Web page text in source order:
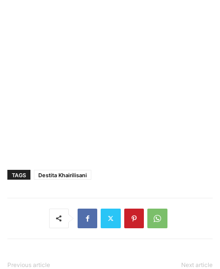
TAGS Destita Khairilisani
Previous article Next article